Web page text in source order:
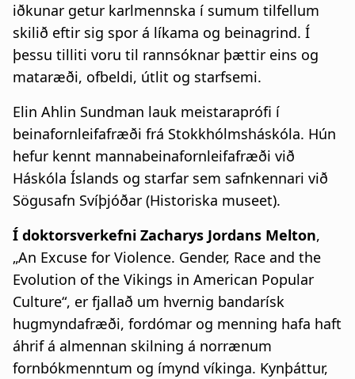
iðkunar getur karlmennska í sumum tilfellum
skilið eftir sig spor á líkama og beinagrind. Í
þessu tilliti voru til rannsóknar þættir eins og
mataræði, ofbeldi, útlit og starfsemi.
Elin Ahlin Sundman lauk meistaraprófi í
beinafornleifafræði frá Stokkhólmsháskóla. Hún
hefur kennt mannabeinafornleifafræði við
Háskóla Íslands og starfar sem safnkennari við
Sögusafn Svíþjóðar (Historiska museet).
Í doktorsverkefni Zacharys Jordans Melton,
„An Excuse for Violence. Gender, Race and the
Evolution of the Vikings in American Popular
Culture“, er fjallað um hvernig bandarísk
hugmyndafræði, fordómar og menning hafa haft
áhrif á almennan skilning á norrænum
fornbókmenntum og ímynd víkinga. Kynþáttur,